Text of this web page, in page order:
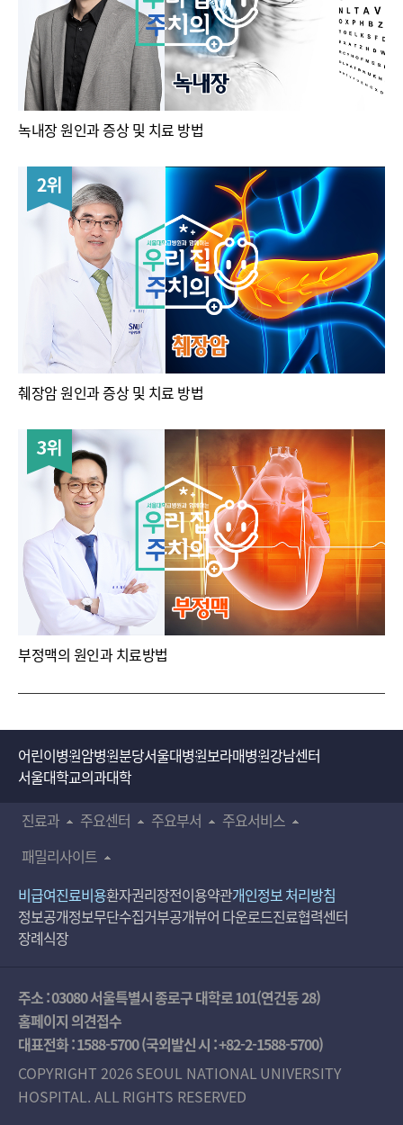
녹내장 원인과 증상 및 치료 방법
2위
췌장암 원인과 증상 및 치료 방법
3위
부정맥의 원인과 치료방법
어린이병원암병원분당서울대병원보라매병원강남센터
서울대학교의과대학
진료과
주요센터 주요부서
주요서비스
패밀리사이트
비급여진료비용환자권리장전이용약관개인정보 처리방침
정보공개정보무단수집거부공개뷰어 다운로드진료협력센터
장례식장
주소 : 03080 서울특별시 종로구 대학로 101(연건동 28)
홈페이지 의견접수
대표전화 :1588-5700(국외발신 시 :+82-2-1588-5700)
COPYRIGHT 2026 SEOUL NATIONAL UNIVERSITY
HOSPITAL. ALL RIGHTS RESERVED